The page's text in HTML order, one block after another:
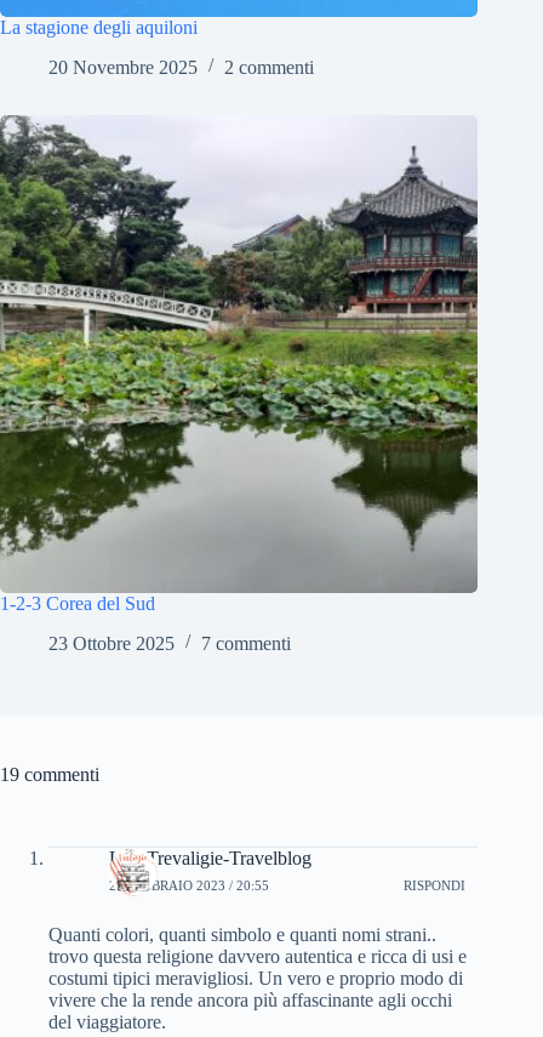
La stagione degli aquiloni
20 Novembre 2025
2 commenti
1-2-3 Corea del Sud
23 Ottobre 2025
7 commenti
19 commenti
Lisa Trevaligie-Travelblog
28 FEBBRAIO 2023 / 20:55 RISPONDI
Quanti colori, quanti simbolo e quanti nomi strani..
trovo questa religione davvero autentica e ricca di usi e
costumi tipici meravigliosi. Un vero e proprio modo di
vivere che la rende ancora più affascinante agli occhi
del viaggiatore.